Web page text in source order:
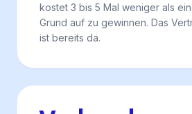
kostet 3 bis 5 Mal weniger als
Grund auf zu gewinnen. Das
ist bereits da.